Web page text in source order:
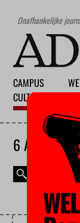
Onafhankelijke
CAMPUS
CULTUUR
6